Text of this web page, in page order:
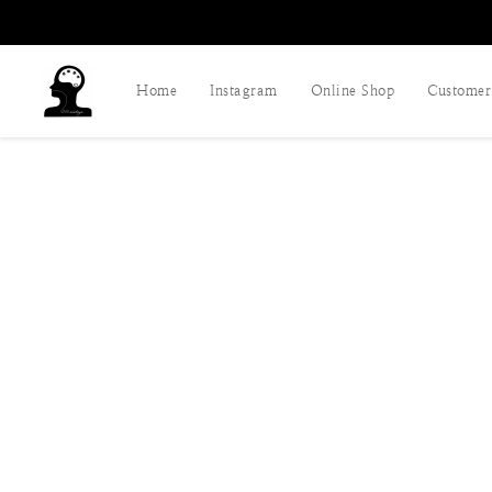
Home Instagram Online Shop